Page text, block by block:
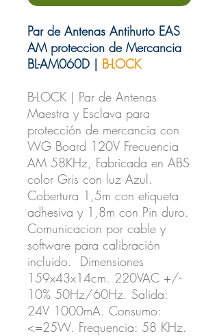
Par de Antenas Antihurto EAS
AM proteccion de Mercancia
BL-AM060D | B-LOCK
B-LOCK | Par de Antenas
Maestra y Esclava para
protección de mercancia con
WG Board 120V Frecuencia
AM 58KHz, Fabricada en ABS
color Gris con luz Azul.
Cobertura 1,5m con etiqueta
adhesiva y 1,8m con Pin duro.
Comunicacion por cable y
software para calibración
incluido. Dimensiones
159x43x14cm. 220VAC +/-
10% 50Hz/60Hz. Salida:
24V 1000mA. Consumo:
<=25W. Frequencia: 58 KHz.